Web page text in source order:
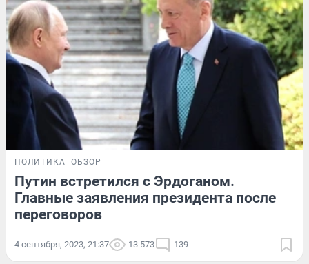
ПОЛИТИКА ОБЗОР
Путин встретился с Эрдоганом.
Главные заявления президента после
переговоров
4 сентября, 2023, 21:37 13 573 139